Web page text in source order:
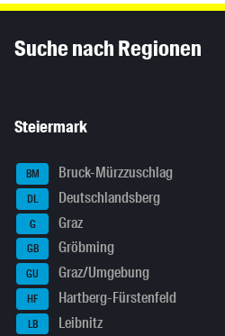
Suche nach Regionen
Steiermark
BM Bruck-Mürzzuschlag
DL Deutschlandsberg
G Graz
GB Gröbming
GU Graz/Umgebung
HF Hartberg-Fürstenfeld
LB Leibnitz